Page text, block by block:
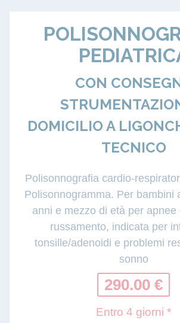
CON
DOMICILIO A
TECNICO
Polisonnografia cardio-
Polisonnogramma. Per bambini
anni e mezzo di età per apnee
russamento, indicata per
tonsille/adenoidi e problemi
sonno
290.00 €
Entro 4 giorni *